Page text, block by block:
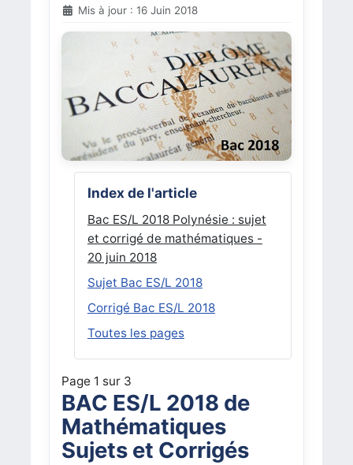
Mis à jour : 16 Juin 2018
Index de l'article
Bac ES/L 2018 Polynésie : sujet
et corrigé de mathématiques -
20 juin 2018
Sujet Bac ES/L 2018
Corrigé Bac ES/L 2018
Toutes les pages
Page 1 sur 3
BAC ES/L 2018 de
Mathématiques
Sujets et Corrigés